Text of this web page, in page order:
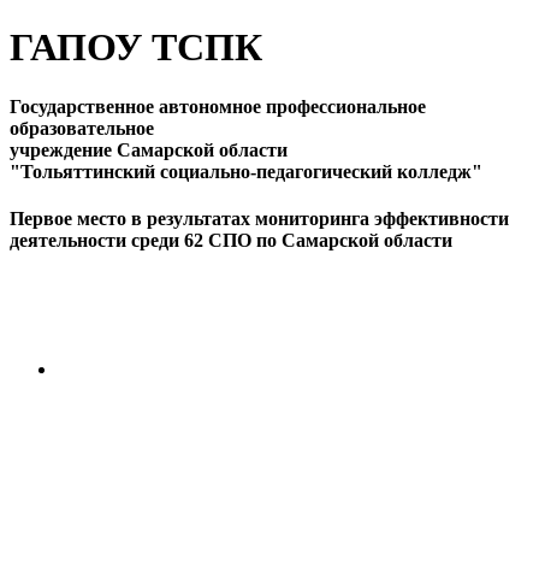
ГАПОУ ТСПК
Государственное автономное профессиональное
образовательное
учреждение Самарской области
"Тольяттинский социально-педагогический колледж"
Первое место в результатах мониторинга эффективности
деятельности среди 62 СПО по Самарской области